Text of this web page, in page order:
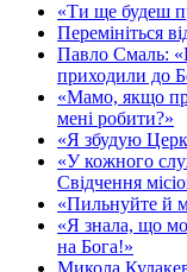
«Ти ще будеш
Перемініться
Павло Смаль:
приходили до
«Мамо, якщо
мені робити?»
«Я збудую
«У кожного
Свідчення
«Пильнуйте й
«Я знала, що
на Бога!»